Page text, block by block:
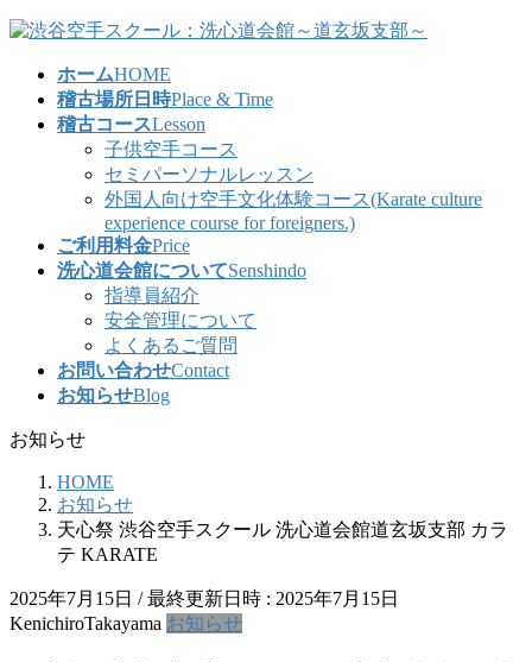
コ
ナ
ホームHOME
稽古場所日時Place & Time
稽古コースLesson
子供空手コース
セミパーソナルレッスン
外国人向け空手文化体験コース(Karate culture
experience course for foreigners.)
ご利用料金Price
洗心道会館についてSenshindo
指導員紹介
安全管理について
よくあるご質問
お問い合わせContact
お知らせBlog
お知らせ
HOME
お知らせ
天心祭 渋谷空手スクール 洗心道会館道玄坂支部 カラ
テ KARATE
2025年7月15日 / 最終更新日時 : 2025年7月15日
KenichiroTakayama お知らせ